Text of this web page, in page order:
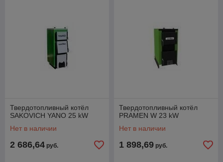
Твердотопливный котёл
SAKOVICH YANO 25 kW
Нет в наличии
2 686,64 руб.
Твердотопливный котёл
PRAMEN W 23 kW
Нет в наличии
1 898,69 руб.